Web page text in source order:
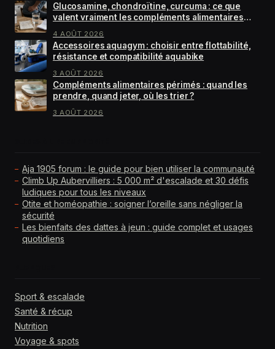
Glucosamine, chondroïtine, curcuma : ce que
valent vraiment les compléments alimentaires
pour arthrose
4 AOÛT 2026
Accessoires aquagym : choisir entre flottabilité,
résistance et compatibilité aquabike
3 AOÛT 2026
Compléments alimentaires périmés : quand les
prendre, quand jeter, où les trier ?
3 AOÛT 2026
Aja 1905 forum : le guide pour bien utiliser la communauté
Climb Up Aubervilliers : 5 000 m² d'escalade et 30 défis
ludiques pour tous les niveaux
Otite et homéopathie : soigner l’oreille sans négliger la
sécurité
Les bienfaits des dattes à jeun : guide complet et usages
quotidiens
Sport & escalade
Santé & récup
Nutrition
Voyage & spots